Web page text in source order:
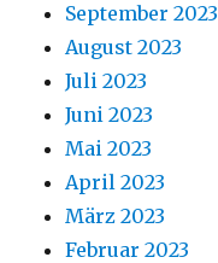
September 2023
August 2023
Juli 2023
Juni 2023
Mai 2023
April 2023
März 2023
Februar 2023